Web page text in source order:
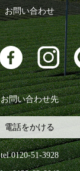
お問い合わせ
お問い合わせ先
電話をかける
tel.0120-51-3928